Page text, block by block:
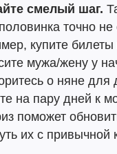
смелый шаг.
точно
купите билеты
мужа/жену у
о няне для
на пару дней к
поможет
их с привычной